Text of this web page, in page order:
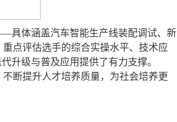
具体涵盖汽车智能生产线装配调试、新
点评估选手的综合实操水平、技术应
升级与普及应用提供了有力支撑。
断提升人才培养质量，为社会培养更